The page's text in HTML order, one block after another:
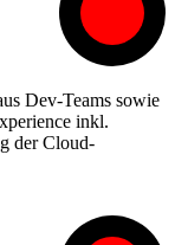
Dev-Teams sowie
inkl.
der Cloud-